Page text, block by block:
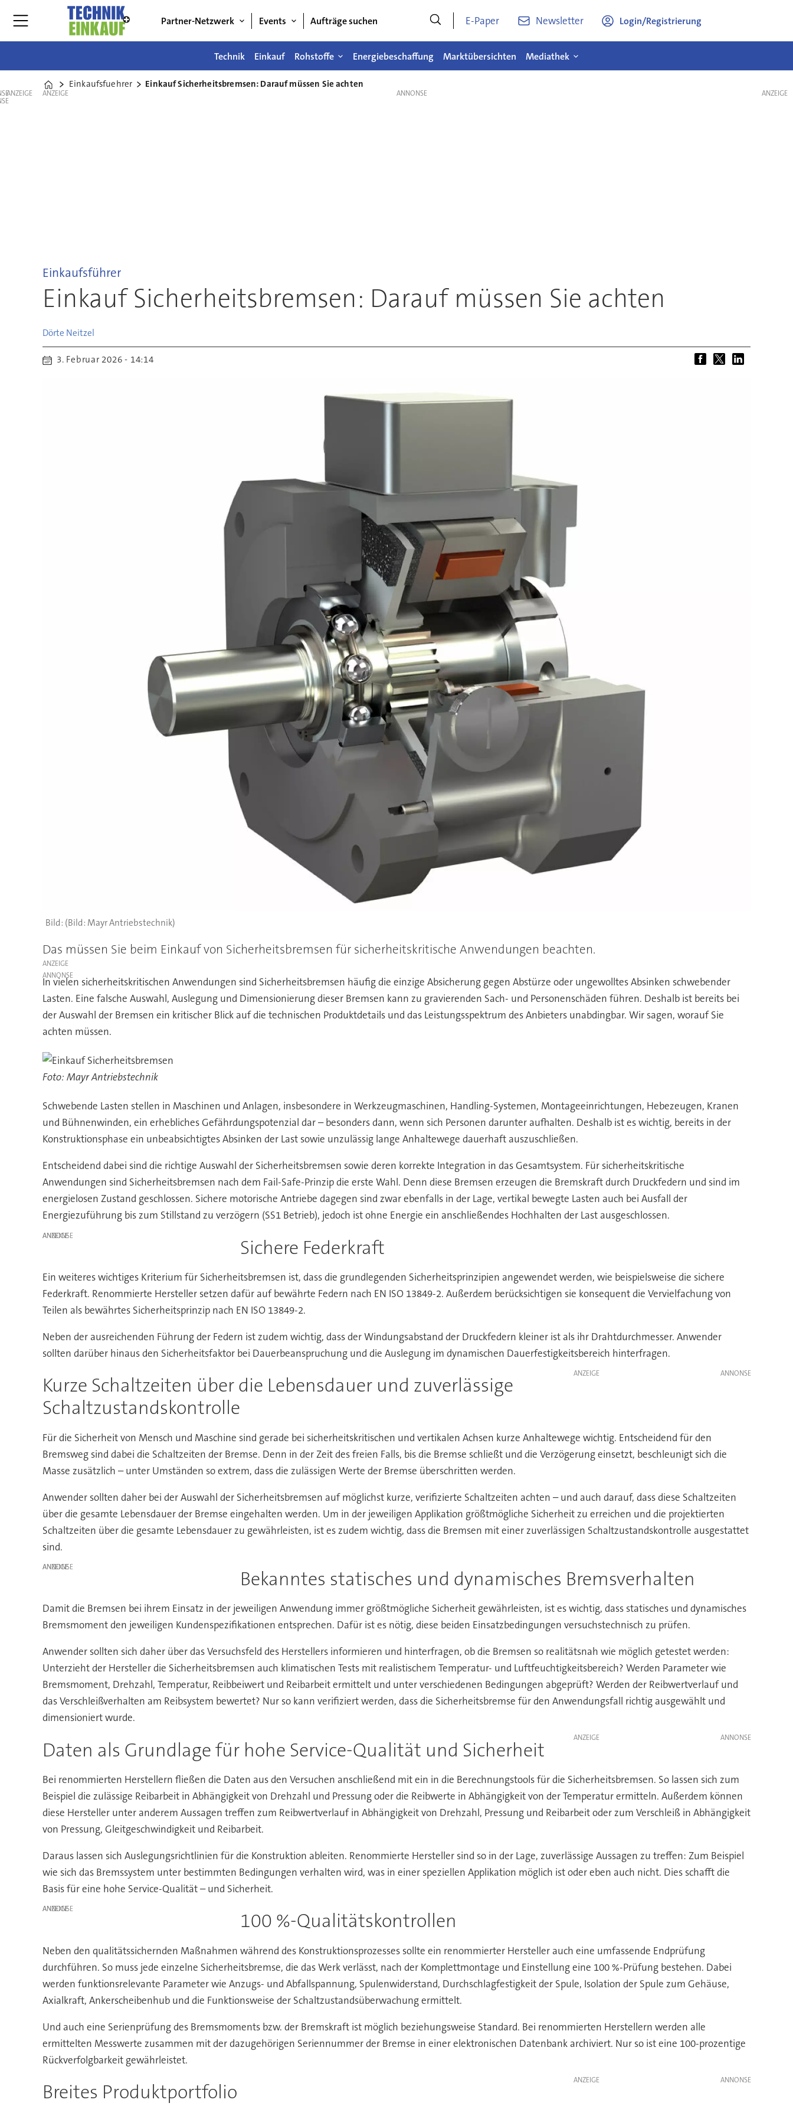
Partner-Netzwerk Events Aufträge suchen E-Paper Newsletter Login/Registrierung
Technik Einkauf Rohstoffe Energiebeschaffung Marktübersichten Mediathek
Home
Einkaufsfuehrer Einkauf Sicherheitsbremsen: Darauf müssen Sie achten
ANZEIGE ANZEIGE
Einkaufsführer
Einkauf Sicherheitsbremsen: Darauf müssen Sie achten
Dörte Neitzel
3. Februar 2026 - 14:14
(Bild: Mayr Antriebstechnik)
Das müssen Sie beim Einkauf von Sicherheitsbremsen für sicherheitskritische Anwendungen beachten.
ANZEIGE
In vielen sicherheitskritischen Anwendungen sind Sicherheitsbremsen häufig die einzige Absicherung gegen Abstürze oder ungewolltes Absinken schwebender
Lasten. Eine falsche Auswahl, Auslegung und Dimensionierung dieser Bremsen kann zu gravierenden Sach- und Personenschäden führen. Deshalb ist bereits bei
der Auswahl der Bremsen ein kritischer Blick auf die technischen Produktdetails und das Leistungsspektrum des Anbieters unabdingbar. Wir sagen, worauf Sie
achten müssen.
Foto: Mayr Antriebstechnik
Schwebende Lasten stellen in Maschinen und Anlagen, insbesondere in Werkzeugmaschinen, Handling-Systemen, Montageeinrichtungen, Hebezeugen, Kranen
und Bühnenwinden, ein erhebliches Gefährdungspotenzial dar – besonders dann, wenn sich Personen darunter aufhalten. Deshalb ist es wichtig, bereits in der
Konstruktionsphase ein unbeabsichtigtes Absinken der Last sowie unzulässig lange Anhaltewege dauerhaft auszuschließen.
Entscheidend dabei sind die richtige Auswahl der Sicherheitsbremsen sowie deren korrekte Integration in das Gesamtsystem. Für sicherheitskritische
Anwendungen sind Sicherheitsbremsen nach dem Fail-Safe-Prinzip die erste Wahl. Denn diese Bremsen erzeugen die Bremskraft durch Druckfedern und sind im
energielosen Zustand geschlossen. Sichere motorische Antriebe dagegen sind zwar ebenfalls in der Lage, vertikal bewegte Lasten auch bei Ausfall der
Energiezuführung bis zum Stillstand zu verzögern (SS1 Betrieb), jedoch ist ohne Energie ein anschließendes Hochhalten der Last ausgeschlossen.
ANZEIGE Sichere Federkraft
Ein weiteres wichtiges Kriterium für Sicherheitsbremsen ist, dass die grundlegenden Sicherheitsprinzipien angewendet werden, wie beispielsweise die sichere
Federkraft. Renommierte Hersteller setzen dafür auf bewährte Federn nach EN ISO 13849-2. Außerdem berücksichtigen sie konsequent die Vervielfachung von
Teilen als bewährtes Sicherheitsprinzip nach EN ISO 13849-2.
Neben der ausreichenden Führung der Federn ist zudem wichtig, dass der Windungsabstand der Druckfedern kleiner ist als ihr Drahtdurchmesser. Anwender
sollten darüber hinaus den Sicherheitsfaktor bei Dauerbeanspruchung und die Auslegung im dynamischen Dauerfestigkeitsbereich hinterfragen.
ANZEIGE
Kurze Schaltzeiten über die Lebensdauer und zuverlässige
Schaltzustandskontrolle
Für die Sicherheit von Mensch und Maschine sind gerade bei sicherheitskritischen und vertikalen Achsen kurze Anhaltewege wichtig. Entscheidend für den
Bremsweg sind dabei die Schaltzeiten der Bremse. Denn in der Zeit des freien Falls, bis die Bremse schließt und die Verzögerung einsetzt, beschleunigt sich die
Masse zusätzlich – unter Umständen so extrem, dass die zulässigen Werte der Bremse überschritten werden.
Anwender sollten daher bei der Auswahl der Sicherheitsbremsen auf möglichst kurze, verifizierte Schaltzeiten achten – und auch darauf, dass diese Schaltzeiten
über die gesamte Lebensdauer der Bremse eingehalten werden. Um in der jeweiligen Applikation größtmögliche Sicherheit zu erreichen und die projektierten
Schaltzeiten über die gesamte Lebensdauer zu gewährleisten, ist es zudem wichtig, dass die Bremsen mit einer zuverlässigen Schaltzustandskontrolle ausgestattet
sind.
ANZEIGE Bekanntes statisches und dynamisches Bremsverhalten
Damit die Bremsen bei ihrem Einsatz in der jeweiligen Anwendung immer größtmögliche Sicherheit gewährleisten, ist es wichtig, dass statisches und dynamisches
Bremsmoment den jeweiligen Kundenspezifikationen entsprechen. Dafür ist es nötig, diese beiden Einsatzbedingungen versuchstechnisch zu prüfen.
Anwender sollten sich daher über das Versuchsfeld des Herstellers informieren und hinterfragen, ob die Bremsen so realitätsnah wie möglich getestet werden:
Unterzieht der Hersteller die Sicherheitsbremsen auch klimatischen Tests mit realistischem Temperatur- und Luftfeuchtigkeitsbereich? Werden Parameter wie
Bremsmoment, Drehzahl, Temperatur, Reibbeiwert und Reibarbeit ermittelt und unter verschiedenen Bedingungen abgeprüft? Werden der Reibwertverlauf und
das Verschleißverhalten am Reibsystem bewertet? Nur so kann verifiziert werden, dass die Sicherheitsbremse für den Anwendungsfall richtig ausgewählt und
dimensioniert wurde.
ANZEIGE
Daten als Grundlage für hohe Service-Qualität und Sicherheit
Bei renommierten Herstellern fließen die Daten aus den Versuchen anschließend mit ein in die Berechnungstools für die Sicherheitsbremsen. So lassen sich zum
Beispiel die zulässige Reibarbeit in Abhängigkeit von Drehzahl und Pressung oder die Reibwerte in Abhängigkeit von der Temperatur ermitteln. Außerdem können
diese Hersteller unter anderem Aussagen treffen zum Reibwertverlauf in Abhängigkeit von Drehzahl, Pressung und Reibarbeit oder zum Verschleiß in Abhängigkeit
von Pressung, Gleitgeschwindigkeit und Reibarbeit.
Daraus lassen sich Auslegungsrichtlinien für die Konstruktion ableiten. Renommierte Hersteller sind so in der Lage, zuverlässige Aussagen zu treffen: Zum Beispiel
wie sich das Bremssystem unter bestimmten Bedingungen verhalten wird, was in einer speziellen Applikation möglich ist oder eben auch nicht. Dies schafft die
Basis für eine hohe Service-Qualität – und Sicherheit.
ANZEIGE 100 %-Qualitätskontrollen
Neben den qualitätssichernden Maßnahmen während des Konstruktionsprozesses sollte ein renommierter Hersteller auch eine umfassende Endprüfung
durchführen. So muss jede einzelne Sicherheitsbremse, die das Werk verlässt, nach der Komplettmontage und Einstellung eine 100 %-Prüfung bestehen. Dabei
werden funktionsrelevante Parameter wie Anzugs- und Abfallspannung, Spulenwiderstand, Durchschlagfestigkeit der Spule, Isolation der Spule zum Gehäuse,
Axialkraft, Ankerscheibenhub und die Funktionsweise der Schaltzustandsüberwachung ermittelt.
Und auch eine Serienprüfung des Bremsmoments bzw. der Bremskraft ist möglich beziehungsweise Standard. Bei renommierten Herstellern werden alle
ermittelten Messwerte zusammen mit der dazugehörigen Seriennummer der Bremse in einer elektronischen Datenbank archiviert. Nur so ist eine 100-prozentige
Rückverfolgbarkeit gewährleistet.
ANZEIGE
Breites Produktportfolio
ANZEIGE